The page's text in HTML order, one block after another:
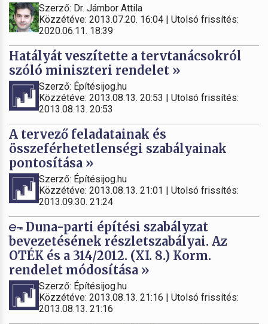
Szerző: Dr. Jámbor Attila
Közzétéve: 2013.07.20. 16:04 | Utolsó frissítés:
2020.06.11. 18:39
Hatályát veszítette a tervtanácsokról
szóló miniszteri rendelet »
Szerző: Építésijog.hu
Közzétéve: 2013.08.13. 20:53 | Utolsó frissítés:
2013.08.13. 20:53
A tervező feladatainak és
összeférhetetlenségi szabályainak
pontosítása »
Szerző: Építésijog.hu
Közzétéve: 2013.08.13. 21:01 | Utolsó frissítés:
2013.09.30. 21:24
Duna-parti építési szabályzat
bevezetésének részletszabályai. Az
OTÉK és a 314/2012. (XI. 8.) Korm.
rendelet módosítása »
Szerző: Építésijog.hu
Közzétéve: 2013.08.13. 21:16 | Utolsó frissítés:
2013.08.13. 21:16